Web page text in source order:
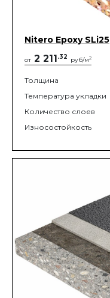
Nitero Epoxy SLi25
от 2 211.32 руб/м2
Толщина
Температура укладки
Количество слоев
Износостойкость